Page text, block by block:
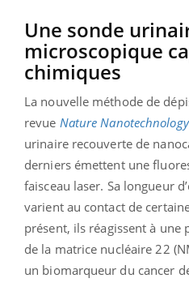
Une sonde
microscopique
chimiques
La nouvelle méthode de
revue Nature Nanotechnology
urinaire recouverte de
derniers émettent une
faisceau laser. Sa longueur
varient au contact de
présent, ils réagissent à une
de la matrice nucléaire 22
un biomarqueur du cancer